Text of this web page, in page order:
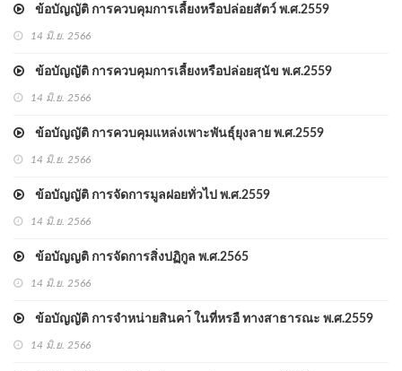
ข้อบัญญัติ การควบคุมการเลี้ยงหรือปล่อยสัตว์ พ.ศ.2559
14 มิ.ย. 2566
ข้อบัญญัติ การควบคุมการเลี้ยงหรือปล่อยสุนัข พ.ศ.2559
14 มิ.ย. 2566
ข้อบัญญัติ การควบคุมแหล่งเพาะพันธุ์ยุงลาย พ.ศ.2559
14 มิ.ย. 2566
ข้อบัญญัติ การจัดการมูลฝอยทั่วไป พ.ศ.2559
14 มิ.ย. 2566
ข้อบัญญติ การจัดการสิ่งปฏิกูล พ.ศ.2565
14 มิ.ย. 2566
ข้อบัญญัติ การจำหน่ายสินคา้ ในที่หรอื ทางสาธารณะ พ.ศ.2559
14 มิ.ย. 2566